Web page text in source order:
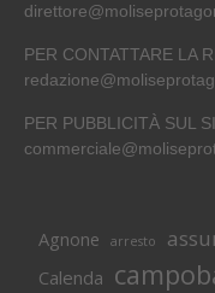
PER CONTATTARE LA
PER PUBBLICITÀ SUL
Agnone arresto
Calenda